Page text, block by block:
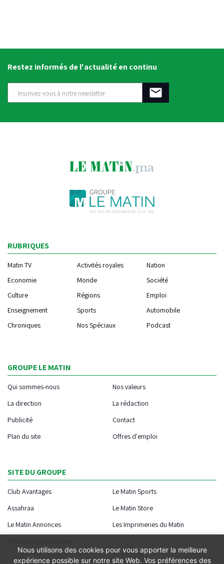
Restez informés de l'actualité en continu
RUBRIQUES
Matin TV Activités royales
Nation
Economie
Monde
Société
Culture
Régions
Emploi
Enseignement
Sports
Automobile
Chroniques
Nos Spéciaux Podcast
GROUPE LE MATIN
Qui sommes-nous
Nos valeurs
La direction
La rédaction
Publicité
Contact
Plan du site
Offres d'emploi
SITE DU GROUPE
Club Avantages
Le Matin Sports
Assahraa
Le Matin Store
Le Matin Annonces
Les Imprimeries du Matin
Nous utilisons des cookies pour vous apporter la meilleure
expérience possible sur notre site Web. Vos préférences des